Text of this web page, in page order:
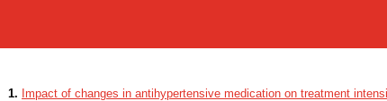
1. Impact of changes in antihypertensive medication on treatment